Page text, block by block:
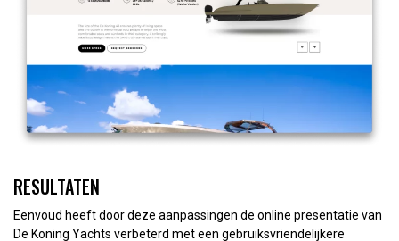
RESULTATEN
Eenvoud heeft door deze aanpassingen de online presentatie van
De Koning Yachts verbeterd met een gebruiksvriendelijkere